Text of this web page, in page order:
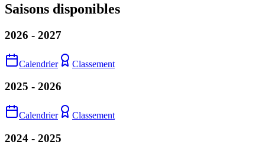
Saisons disponibles
2026 - 2027
Calendrier Classement
2025 - 2026
Calendrier Classement
2024 - 2025